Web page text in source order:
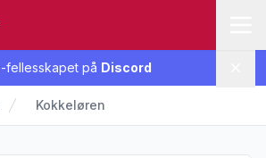
fellesskapet på Discord
Kokkeløren